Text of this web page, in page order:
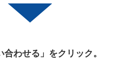
わせる」をクリック。